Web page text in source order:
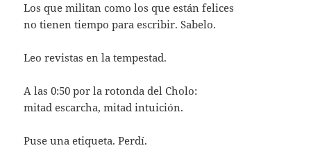
Los que militan como los que están felices
no tienen tiempo para escribir. Sabelo.
Leo revistas en la tempestad.
A las 0:50 por la rotonda del Cholo:
mitad escarcha, mitad intuición.
Puse una etiqueta. Perdí.